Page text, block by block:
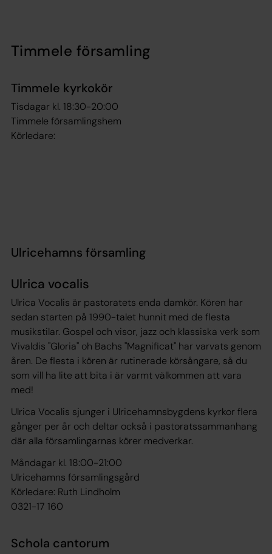
Timmele församling
Timmele kyrkokör
Tisdagar kl. 18:30-20:00
Timmele församlingshem
Körledare:
Ulricehamns församling
Ulrica vocalis
Ulrica Vocalis är pastoratets enda damkör. Kören har
sedan starten på 1990-talet hunnit med de flesta
musikstilar. Gospel och visor, jazz och klassiska verk som
Vivaldis "Gloria" oh Bachs "Magnificat" har varvats genom
åren. De flesta i kören är rutinerade körsångare, så du
som vill ha lite att bita i är varmt välkommen att vara
med!
Ulrica Vocalis sjunger i Ulricehamnsbygdens kyrkor flera
gånger per år och deltar också i pastoratssammanhang
där alla församlingarnas körer medverkar.
Måndagar kl. 18:00-21:00
Ulricehamns församlingsgård
Körledare: Ruth Lindholm
0321-17 160
Schola cantorum